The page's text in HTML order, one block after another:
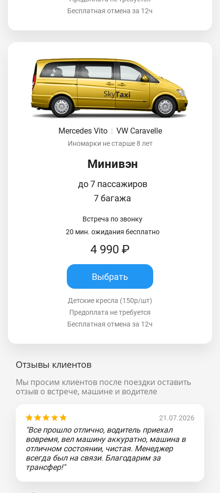
Бесплатная отмена за 12ч
Mercedes Vito VW Caravelle
Иномарки не старше 8 лет
Минивэн
до 7 пассажиров
7 багажа
Встреча по звонку
20 мин. ожидания бесплатно
4 990 ₽
Выбрать
Детские кресла (150р/шт)
Предоплата не требуется
Бесплатная отмена за 12ч
Отзывы клиентов
Мы просим клиентов после поездки оставить
отзыв о встрече, машине и водителе
21.07.2026
"Все прошло отлично, водитель приехал
вовремя, вел машину аккуратно, машина в
отличном состоянии, чистая. Менеджер
всегда был на связи. Благодарим за
трансфер!"